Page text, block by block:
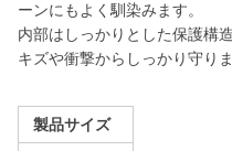
ーンにもよく馴染みます。
内部はしっかりとした保護構
キズや衝撃からしっかり守りま
製品サイズ